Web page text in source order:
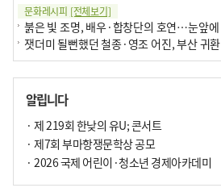
문화레시피 [전체보기]
잿더미 될뻔했던 철종·영조 어진, 부산 귀환
현실의 고통, 은유의 詩로 담다 外
달구비·여우비…다양한 비 이름 外
박현주의 책 이야기[전체보기]
세계유산 ‘한국의 갯벌’ 얼마나 알고 있나요
알립니다
· 제 219회 한낮의 유U; 콘서트
· 제7회 부마항쟁문학상 공모
· 2026 국제 어린이·청소년 경제아카데미